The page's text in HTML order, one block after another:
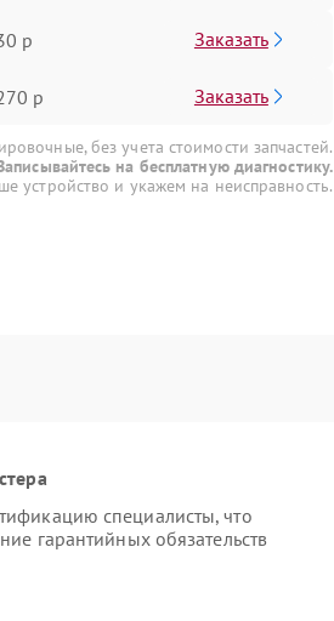
р Заказать
р Заказать
без учета стоимости запчастей.
на бесплатную диагностику.
устройство и укажем на неисправность.
специалисты, что
гарантийных обязательств